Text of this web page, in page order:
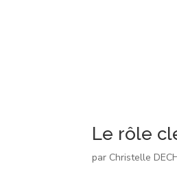
Le rôle
par Christelle